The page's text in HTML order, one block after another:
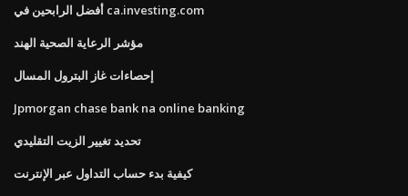
أفضل الرابحين في ca.investing.com
مؤشر الرعاية الصحية الهند
إحصاءات غاز البترول المسال
Jpmorgan chase bank na online banking
تحديد تغيير الزيت التقليدي
كيفية بدء حساب التداول عبر الإنترنت